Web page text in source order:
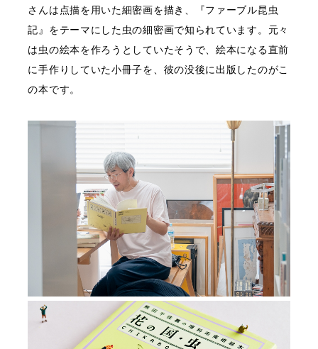
さんは点描を用いた細密画を描き、『ファーブル昆虫
記』をテーマにした虫の細密画で知られています。元々
は虫の絵本を作ろうとしていたそうで、絵本になる直前
に手作りしていた小冊子を、彼の没後に出版したのがこ
の本です。